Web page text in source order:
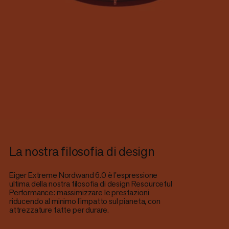
La nostra filosofia di design
Eiger Extreme Nordwand 6.0 è l'espressione
ultima della nostra filosofia di design Resourceful
Performance: massimizzare le prestazioni
riducendo al minimo l'impatto sul pianeta, con
attrezzature fatte per durare.